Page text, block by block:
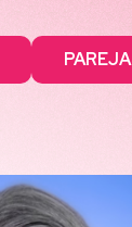
PAREJA